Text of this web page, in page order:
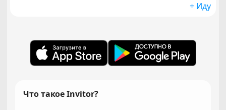
+ Иду
Что такое Invitor?